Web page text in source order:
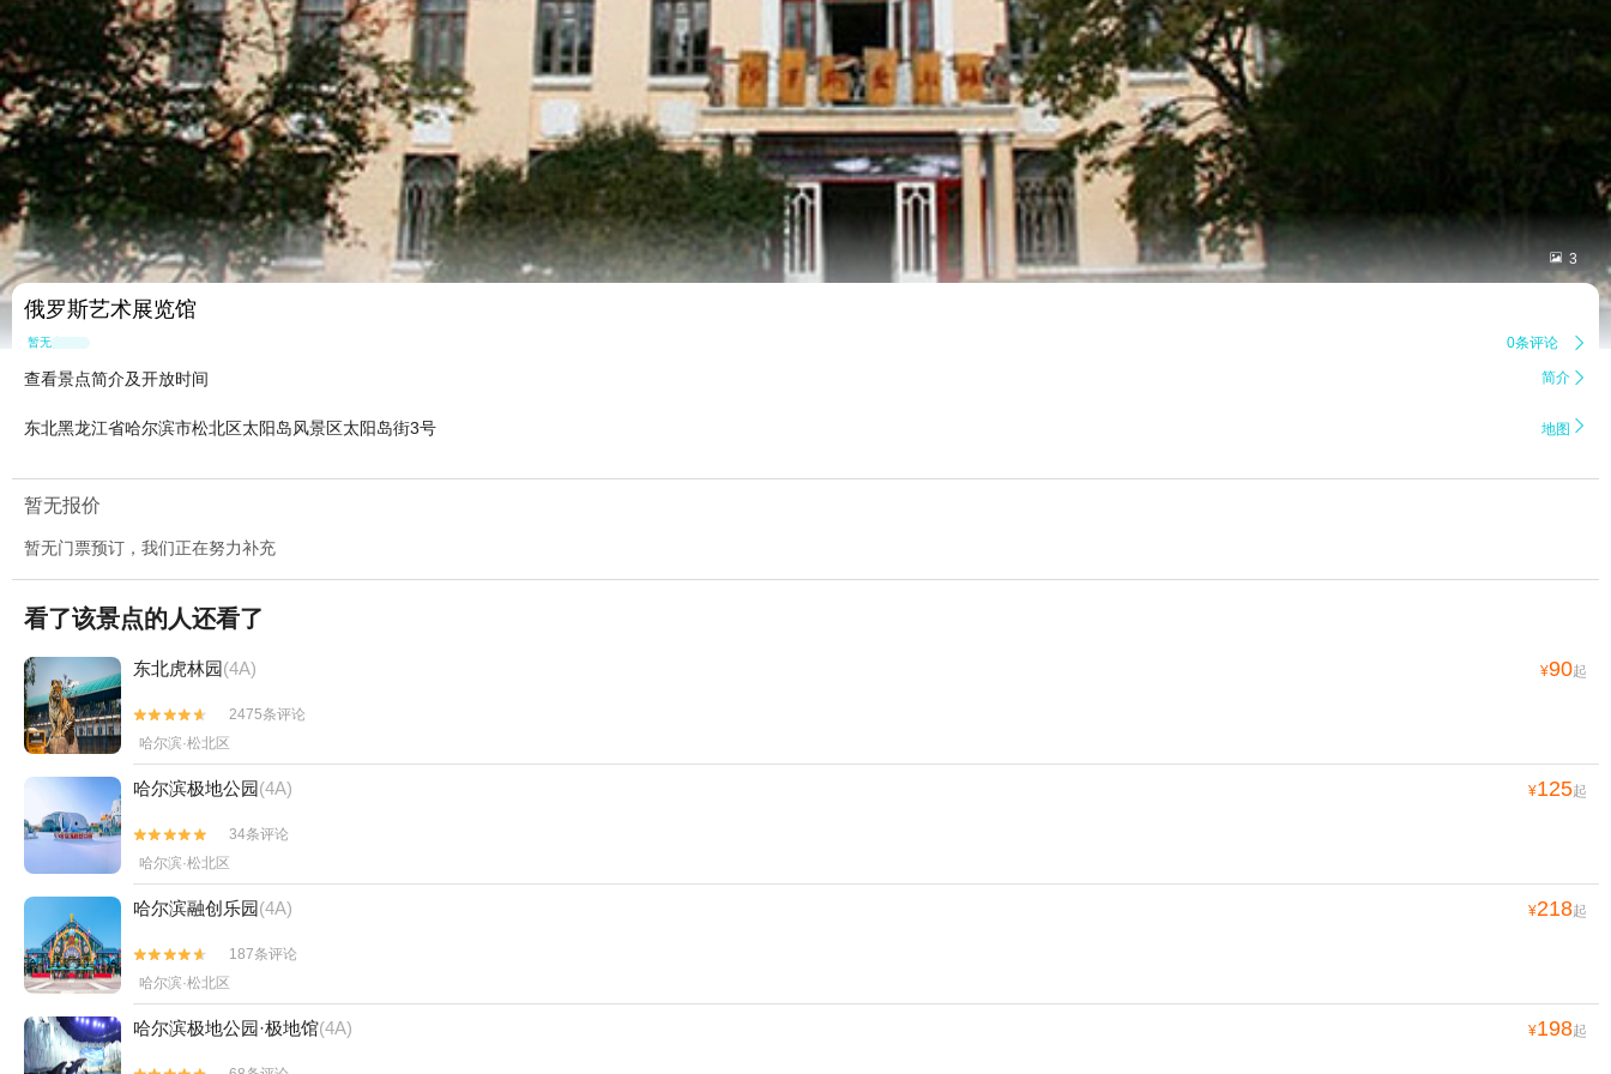
 3
俄罗斯艺术展览馆
暂无点评 0条评论 
查看景点简介及开放时间 简介 
东北黑龙江省哈尔滨市松北区太阳岛风景区太阳岛街3号 地图 
暂无报价
暂无门票预订，我们正在努力补充
看了该景点的人还看了
东北虎林园(4A) ¥90起


2475条评论
哈尔滨·松北区
哈尔滨极地公园(4A) ¥125起


34条评论
哈尔滨·松北区
哈尔滨融创乐园(4A) ¥218起


187条评论
哈尔滨·松北区
哈尔滨极地公园·极地馆(4A) ¥198起